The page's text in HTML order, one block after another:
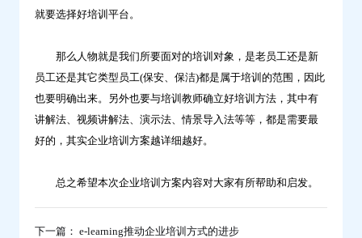
就要选择好培训平台。
那么人物就是我们所要面对的培训对象，是老员工还是新
员工还是其它类型员工(保安、保洁)都是属于培训的范围，因此
也要明确出来。另外也要与培训教师确立好培训方法，其中有
讲解法、视频讲解法、演示法、情景导入法等等，都是需要最
好的，其实企业培训方案越详细越好。
总之希望本次企业培训方案内容对大家有所帮助和启发。
下一篇： e-learning推动企业培训方式的进步